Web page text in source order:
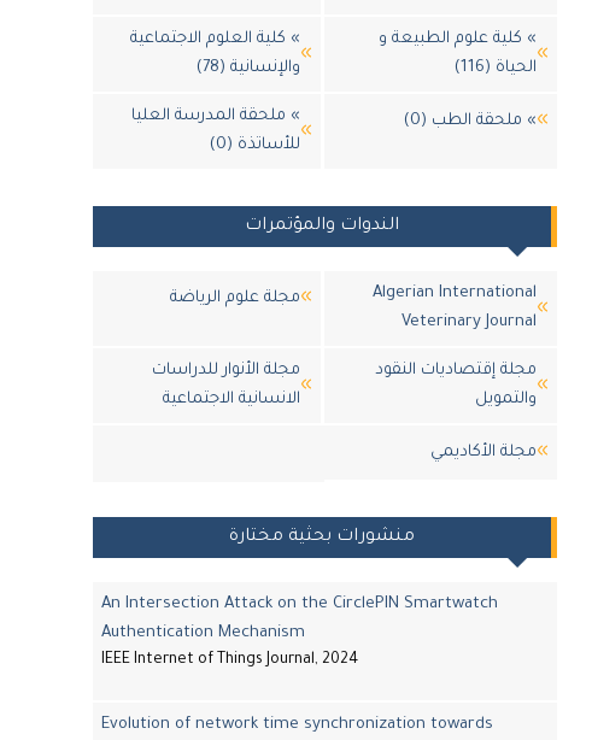
» كلية علوم الطبيعة و
الحياة (116)
» كلية العلوم الاجتماعية
والإنسانية (78)
» ملحقة الطب (0)
» ملحقة المدرسة العليا
للأساتذة (0)
الندوات والمؤتمرات
Algerian International
Veterinary Journal
مجلة علوم الرياضة
مجلة إقتصاديات النقود
والتمويل
مجلة الأنوار للدراسات
الانسانية الاجتماعية
مجلة اﻷكاديمي
منشورات بحثية مختارة
An Intersection Attack on the CirclePIN Smartwatch
Authentication Mechanism
IEEE Internet of Things Journal, 2024
Evolution of network time synchronization towards